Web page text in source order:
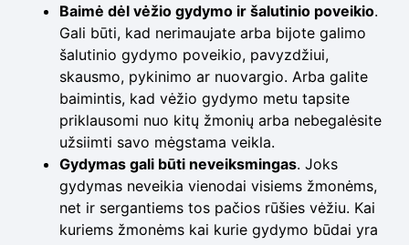
Baimė dėl vėžio gydymo ir šalutinio poveikio.
Gali būti, kad nerimaujate arba bijote galimo
šalutinio gydymo poveikio, pavyzdžiui,
skausmo, pykinimo ar nuovargio. Arba galite
baimintis, kad vėžio gydymo metu tapsite
priklausomi nuo kitų žmonių arba nebegalėsite
užsiimti savo mėgstama veikla.
Gydymas gali būti neveiksmingas. Joks
gydymas neveikia vienodai visiems žmonėms,
net ir sergantiems tos pačios rūšies vėžiu. Kai
kuriems žmonėms kai kurie gydymo būdai yra